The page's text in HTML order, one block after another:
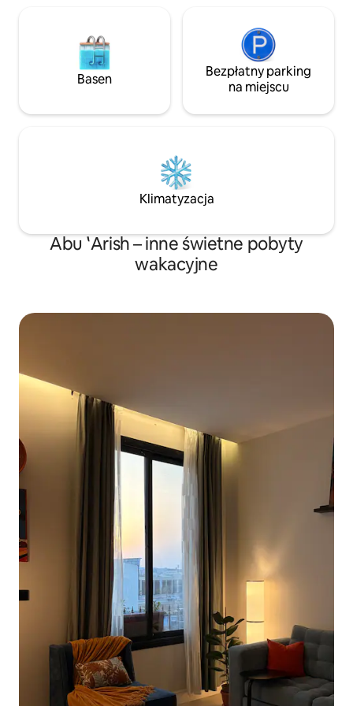
fryzjerski i kawiarnie. Zaprojektowane z
myślą o Twojej wygodzie.
Basen
Bezpłatny parking
na miejscu
Klimatyzacja
Abu ʽArish – inne świetne pobyty
wakacyjne